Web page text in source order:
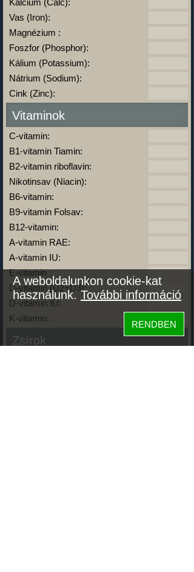
Kálcium (Calc):
Vas (Iron):
Magnézium :
Foszfor (Phosphor):
Kálium (Potassium):
Nátrium (Sodium):
Cink (Zinc):
Vitaminok
C-vitamin:
B1-vitamin Tiamin:
B2-vitamin riboflavin:
Nikotinsav (Niacin):
B6-vitamin:
B9-vitamin Folsav:
B12-vitamin:
A-vitamin RAE:
A-vitamin IU:
E-vitamin :
D-vitamin (D2+D3):
D-vitamin IU:
K-vitamin:
Zsírok
A weboldalunkon cookie-kat
használunk.További információ
RENDBEN